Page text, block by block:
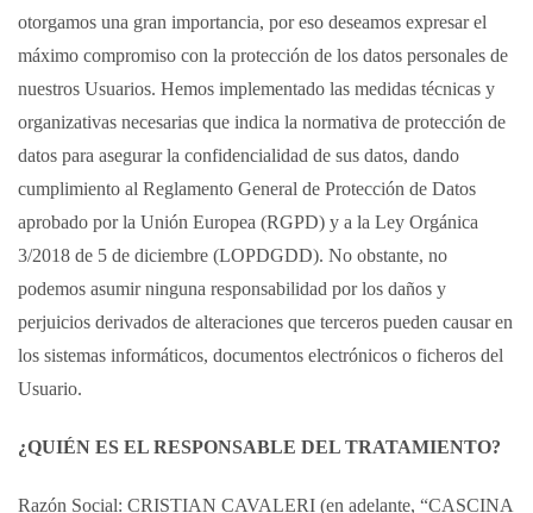
otorgamos una gran importancia, por eso deseamos expresar el
máximo compromiso con la protección de los datos personales de
nuestros Usuarios. Hemos implementado las medidas técnicas y
organizativas necesarias que indica la normativa de protección de
datos para asegurar la confidencialidad de sus datos, dando
cumplimiento al Reglamento General de Protección de Datos
aprobado por la Unión Europea (RGPD) y a la Ley Orgánica
3/2018 de 5 de diciembre (LOPDGDD). No obstante, no
podemos asumir ninguna responsabilidad por los daños y
perjuicios derivados de alteraciones que terceros pueden causar en
los sistemas informáticos, documentos electrónicos o ficheros del
Usuario.
¿QUIÉN ES EL RESPONSABLE DEL TRATAMIENTO?
Razón Social: CRISTIAN CAVALERI (en adelante, “CASCINA